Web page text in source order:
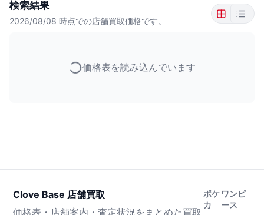
検索結果
2026/08/08 時点での店舗買取価格です。
価格表を読み込んでいます
Clove Base 店舗買取
価格表・店舗案内・査定状況をまとめた買取
ポケ
カ
ワンピ
ース